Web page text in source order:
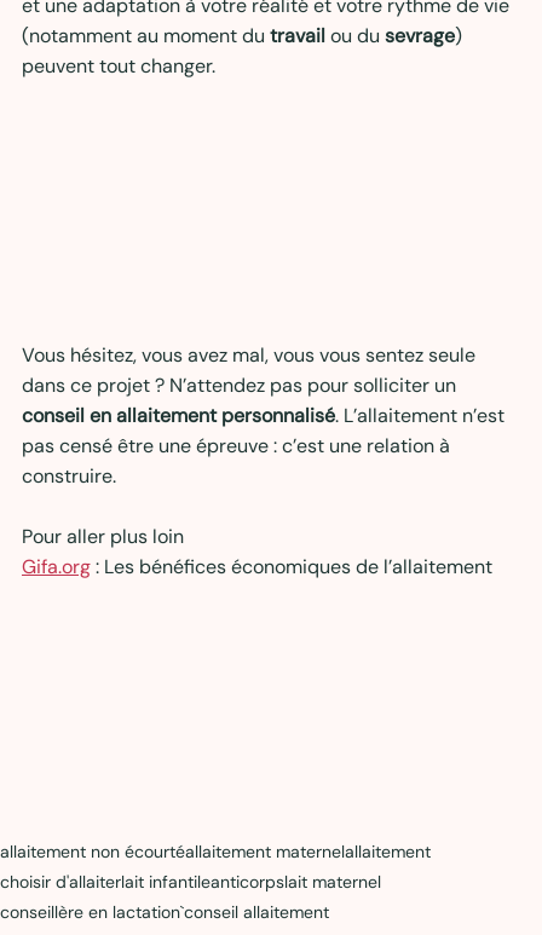
et une adaptation à votre réalité et votre rythme de vie
(notamment au moment du travail ou du sevrage)
peuvent tout changer.
Vous hésitez, vous avez mal, vous vous sentez seule
dans ce projet ? N’attendez pas pour solliciter un
conseil en allaitement personnalisé. L’allaitement n’est
pas censé être une épreuve : c’est une relation à
construire.
Pour aller plus loin
Gifa.org : Les bénéfices économiques de l’allaitement
allaitement non écourtéallaitement maternelallaitement
choisir d'allaiterlait infantileanticorpslait maternel
conseillère en lactation`conseil allaitement